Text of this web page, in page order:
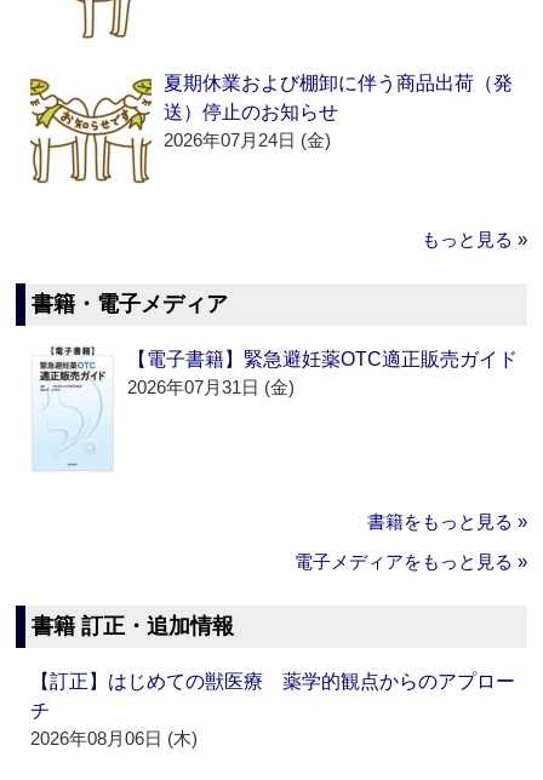
夏期休業および棚卸に伴う商品出荷（発
送）停止のお知らせ
2026年07月24日 (金)
もっと見る »
書籍・電子メディア
【電子書籍】緊急避妊薬OTC適正販売ガイド
2026年07月31日 (金)
書籍をもっと見る »
電子メディアをもっと見る »
書籍 訂正・追加情報
【訂正】はじめての獣医療 薬学的観点からのアプロー
チ
2026年08月06日 (木)